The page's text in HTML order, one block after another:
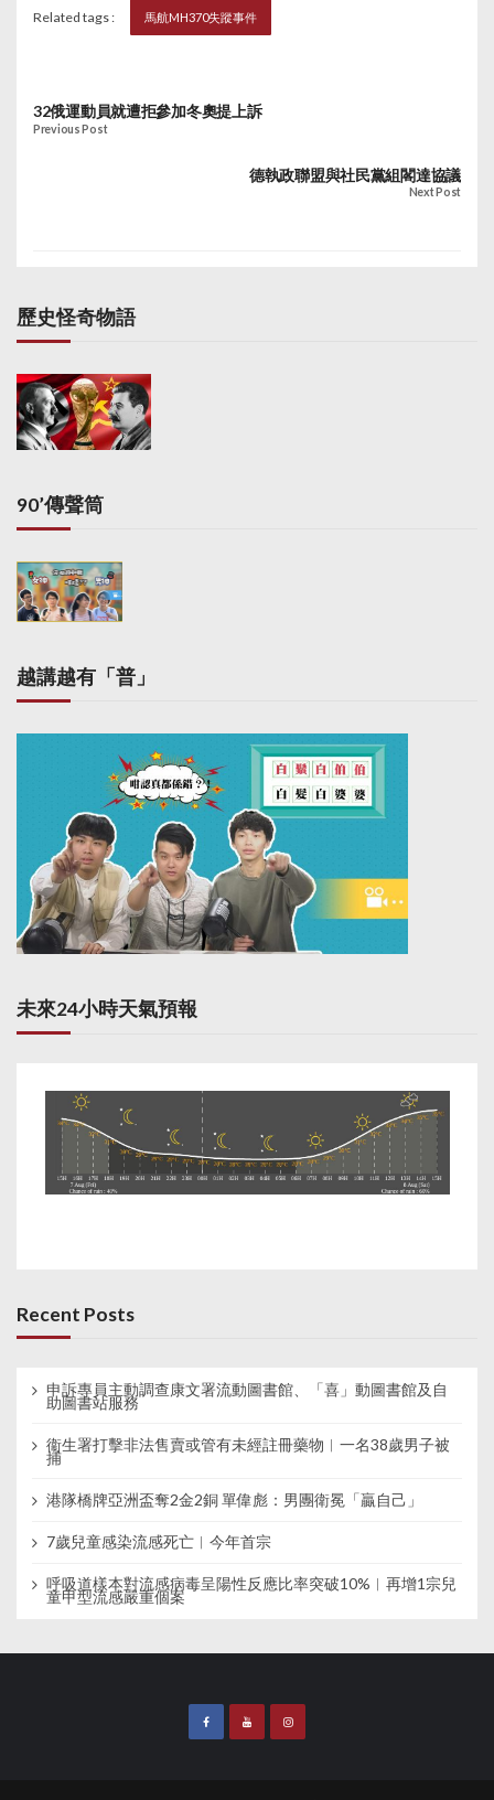
西亞商討，和我們的三
方合作夥伴商討下一步
馬航提議遇難者家屬選
出4名代表到馬來西亞
Related tags : 馬航MH370失蹤事件
32俄運動員就遭拒參加冬奧提上訴
Previous Post
德執政聯盟與社民黨組閣達協議
Next Post
歷史怪奇物語
90’傳聲筒
越講越有「普」
未來24小時天氣預報
Recent Posts
申訴專員主動調查康文署流動圖書館、「喜」動圖書館及自
助圖書站服務
衞生署打擊非法售賣或管有未經註冊藥物︱一名38歲男子被
捕
港隊橋牌亞洲盃奪2金2銅 單偉彪：男團衛冕「贏自己」
7歲兒童感染流感死亡︱今年首宗
呼吸道樣本對流感病毒呈陽性反應比率突破10%︱再增1宗兒
童甲型流感嚴重個案